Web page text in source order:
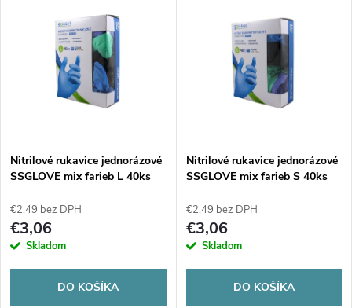
e
p
r
Abecedne
s
p
r
o
Nitrilové rukavice jednorázové
SSGLOVE mix farieb L 40ks
€2,49 bez DPH
€3,06
Skladom
DO KOŠÍKA
Nitrilové rukavice jednorázové
SSGLOVE mix farieb S 40ks
€2,49 bez DPH
€3,06
Skladom
DO KOŠÍKA